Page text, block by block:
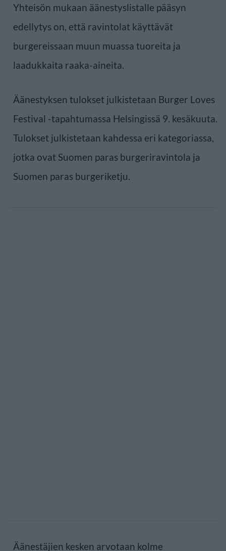
Yhteisön mukaan äänestyslistalle pääsyn
edellytys on, että ravintolat käyttävät
burgereissaan muun muassa tuoreita ja
laadukkaita raaka-aineita.
Äänestyksen tulokset julkistetaan Burger Loves
Festival -tapahtumassa Helsingissä 9. kesäkuuta.
Tulokset julkistetaan kahdessa eri kategoriassa,
jotka ovat Suomen paras burgeriravintola ja
Suomen paras burgeriketju.
Äänestäjien kesken arvotaan kolme